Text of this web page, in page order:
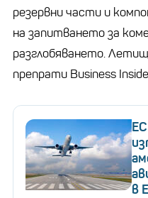
резервни части и
на запитването за
разглобяването.
препрати Business
в